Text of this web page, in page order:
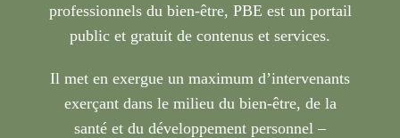
professionnels du bien-être, PBE est un portail
public et gratuit de contenus et services.
Il met en exergue un maximum d’intervenants
exerçant dans le milieu du bien-être, de la
santé et du développement personnel –